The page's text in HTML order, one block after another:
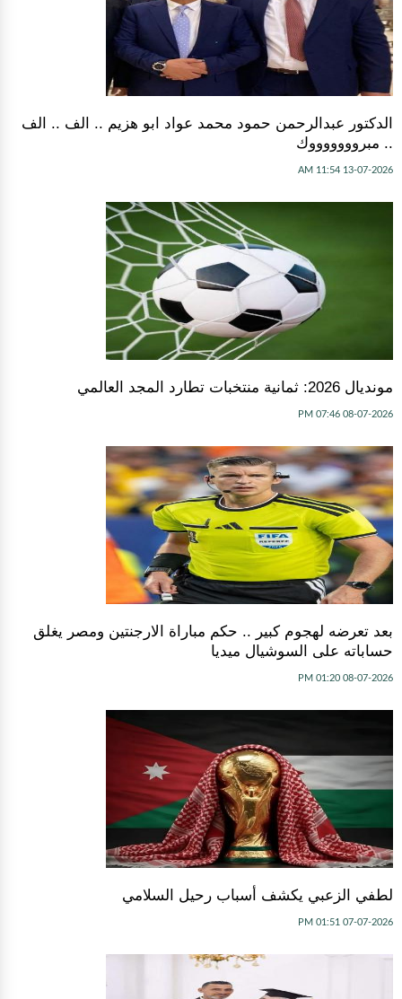
الدكتور عبدالرحمن حمود محمد عواد ابو هزيم .. الف .. الف
.. مبروووووووك
13-07-2026 11:54 AM
مونديال 2026: ثمانية منتخبات تطارد المجد العالمي
08-07-2026 07:46 PM
بعد تعرضه لهجوم كبير .. حكم مباراة الارجنتين ومصر يغلق
حساباته على السوشيال ميديا
08-07-2026 01:20 PM
لطفي الزعبي يكشف أسباب رحيل السلامي
07-07-2026 01:51 PM